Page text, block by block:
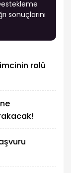
sonuçlarını
rolü